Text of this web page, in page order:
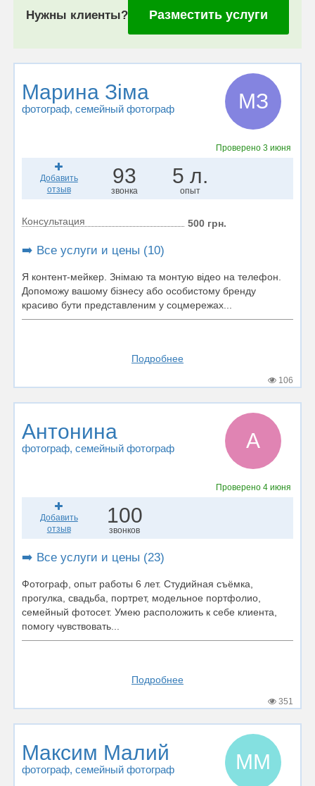
Нужны клиенты? Разместить услуги
Марина Зіма
фотограф, семейный фотограф МЗ
Проверено 3 июня
Добавить
отзыв
93
звонка
5 л.
опыт
Консультация 500 грн.
➡️ Все услуги и цены (10)
Я контент-мейкер. Знімаю та монтую відео на телефон.
Допоможу вашому бізнесу або особистому бренду
красиво бути представленим у соцмережах...
Подробнее
106
Антонина
фотограф, семейный фотограф А
Проверено 4 июня
Добавить
отзыв
100
звонков
➡️ Все услуги и цены (23)
Фотограф, опыт работы 6 лет. Студийная съёмка,
прогулка, свадьба, портрет, модельное портфолио,
семейный фотосет. Умею расположить к себе клиента,
помогу чувствовать...
Подробнее
351
Максим Малий
фотограф, семейный фотограф ММ